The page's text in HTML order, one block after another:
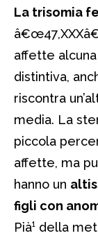
La trisomia
affette
distintiva,
riscontra
media. La
piccola
affette, ma
hanno un
figli con
Pià¹ della